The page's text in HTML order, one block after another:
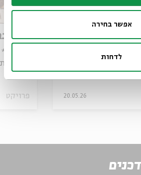
אפשר בחירה
לדחות
20.05.26
שבת
פותח
פרויקט